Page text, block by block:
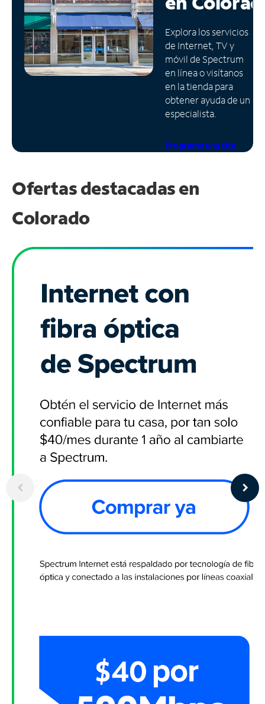
Administrar
cuenta
Encuentra
una
tienda
Explora los servicios
de Internet, TV y
móvil de Spectrum
en línea o visítanos
en la tienda para
obtener ayuda de un
especialista.
Programa una cita
Ofertas destacadas en
Colorado